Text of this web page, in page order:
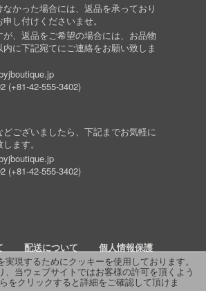
現するためにクッキーを使用しております。
、当ウェブサイトではお客様の許可を頂くよう
をクリックすると詳細をご確認して頂けま
かった場合には、返品を承っており
し付けくださいませ。
、返品をご希望の場合には、お品物
に下記宛てにご連絡をお願い致しま
(+81-42-555-3402)
ございましたら、下記までお気軽に
ます。
(+81-42-555-3402)
配送について
個人情報保護
あるご質問 お問い合わせ RSS